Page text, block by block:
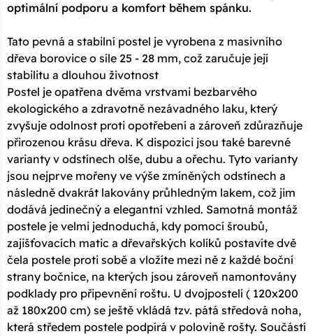
optimální podporu a komfort během spánku.
Tato pevná a stabilní postel je vyrobena z masivního
dřeva borovice o síle 25 - 28 mm, což zaručuje její
stabilitu a dlouhou životnost
Postel je opatřena dvěma vrstvami bezbarvého
ekologického a zdravotně nezávadného laku, který
zvyšuje odolnost proti opotřebení a zároveň zdůrazňuje
přirozenou krásu dřeva. K dispozici jsou také barevné
varianty v odstínech olše, dubu a ořechu. Tyto varianty
jsou nejprve mořeny ve výše zmíněných odstínech a
následně dvakrát lakovány průhledným lakem, což jim
dodává jedinečný a elegantní vzhled. Samotná montáž
postele je velmi jednoduchá, kdy pomocí šroubů,
zajišťovacích matic a dřevařských kolíků postavíte dvě
čela postele proti sobě a vložíte mezi ně z každé boční
strany bočnice, na kterých jsou zároveň namontovány
podklady pro připevnění roštu. U dvojpostelí ( 120x200
až 180x200 cm) se ještě vkládá tzv. pátá středová noha,
která středem postele podpírá v polovině rošty. Součástí